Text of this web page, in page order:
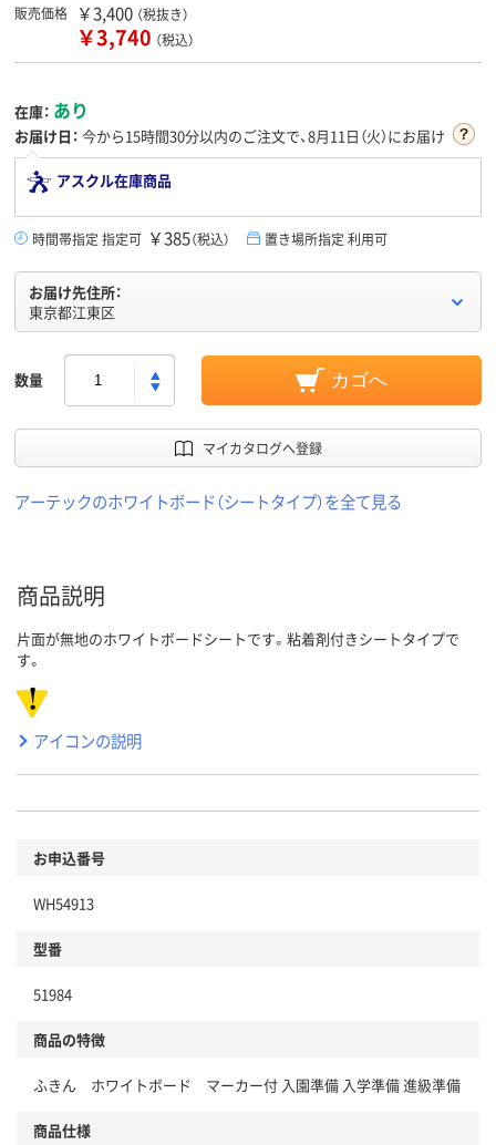
販売価格 ￥3,400 （税抜き）
￥3,740 （税込）
在庫： あり
お届け日： 今から15時間30分以内のご注文で、8月11日（火）にお届け
アスクル在庫商品
時間帯指定 指定可 ￥385（税込） 置き場所指定 利用可
お届け先住所：
東京都江東区
数量 カゴへ
マイカタログへ登録
アーテックのホワイトボード（シートタイプ）を全て見る
商品説明
片面が無地のホワイトボードシートです。粘着剤付きシートタイプで
す。
アイコンの説明
お申込番号
WH54913
型番
51984
商品の特徴
ふきん ホワイトボード マーカー付 入園準備 入学準備 進級準備
商品仕様